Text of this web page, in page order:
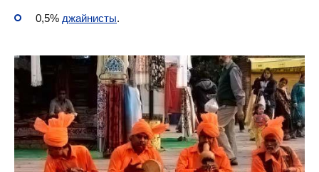
0,5% джайнисты.